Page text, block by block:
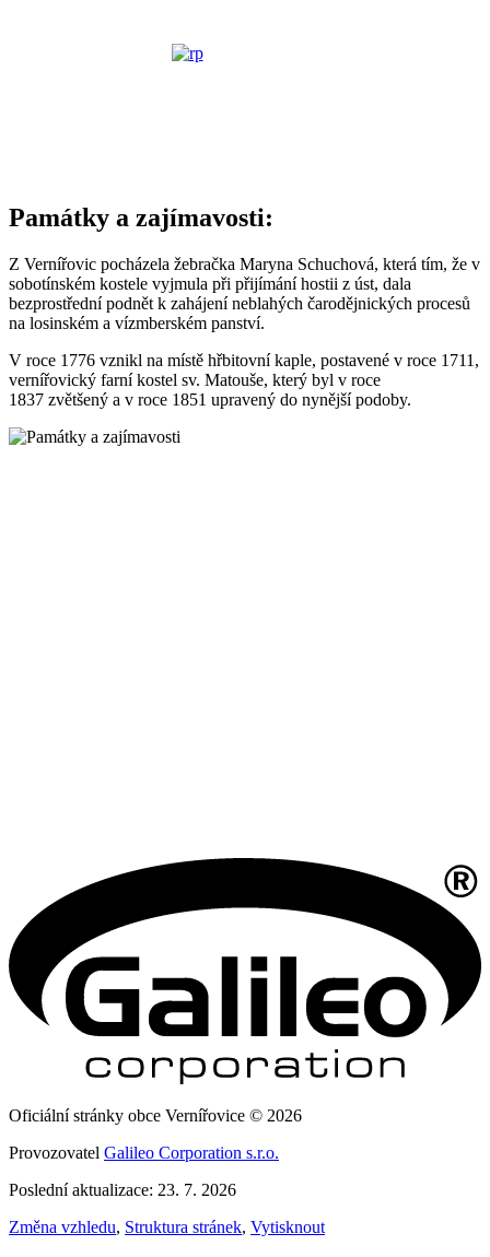
Památky a zajímavosti:
Z Vernířovic pocházela žebračka Maryna Schuchová, která tím, že v
sobotínském kostele vyjmula při přijímání hostii z úst, dala
bezprostřední podnět k zahájení neblahých čarodějnických procesů
na losinském a vízmberském panství.
V roce 1776 vznikl na místě hřbitovní kaple, postavené v roce 1711,
vernířovický farní kostel sv. Matouše, který byl v roce
1837 zvětšený a v roce 1851 upravený do nynější podoby.
Oficiální stránky obce Vernířovice © 2026
Provozovatel Galileo Corporation s.r.o.
Poslední aktualizace: 23. 7. 2026
Změna vzhledu, Struktura stránek, Vytisknout